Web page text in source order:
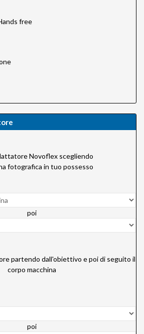
free
Novoflex scegliendo
fotografica in tuo possesso
poi
partendo dall'obiettivo e poi di seguito il
corpo macchina
poi